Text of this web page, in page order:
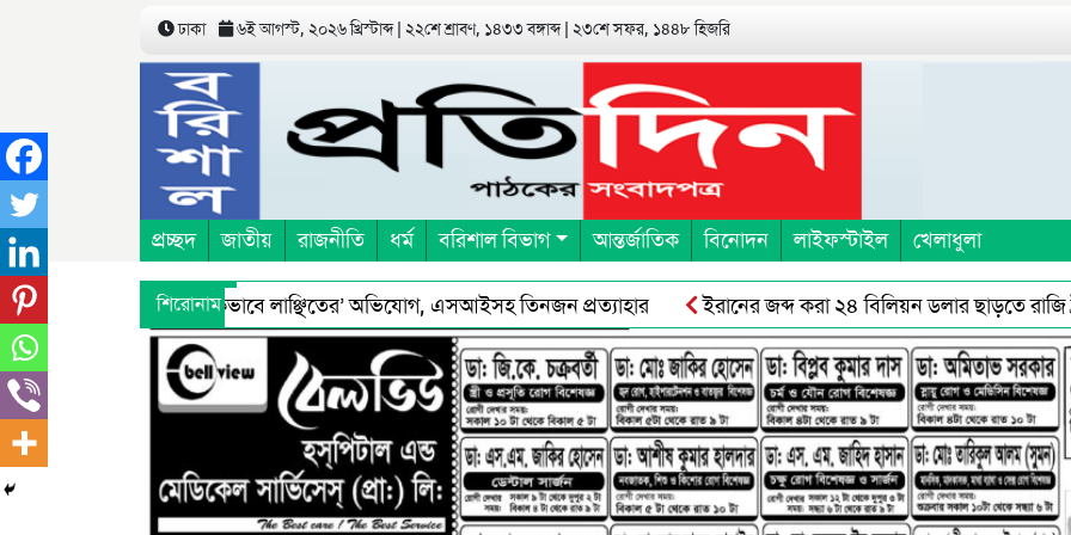
ঢাকা ৬ই আগস্ট, ২০২৬ খ্রিস্টাব্দ | ২২শে শ্রাবণ, ১৪৩৩ বঙ্গাব্দ | ২৩শে সফর, ১৪৪৮ হিজরি
প্রচ্ছদ জাতীয় রাজনীতি ধর্ম বরিশাল বিভাগ আন্তর্জাতিক বিনোদন লাইফস্টাইল খেলাধুলা
শিরোনাম
তুলে নিয়ে ‘শারীরিকভাবে লাঞ্ছিতের’ অভিযোগ, এসআইসহ তিনজন প্রত্যাহার ইরানের জব্দ করা ২৪ বিলিয়ন ডলার ছাড়তে রাজি ট্রাম্প
স্বাস্থ্য অধিদফতরের মহাপরিচালকের হুশিয়ারী
বরিশালে শ্রমিকদের সঙ্গে ছাত্র-জনতার সংঘর্ষ, ॥ অবরোধের স্থান শ্রমিকরেদর